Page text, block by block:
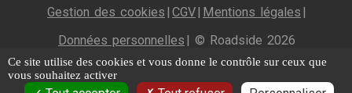
Gestion des cookies CGV Mentions légales
Données personnelles
| © Roadside 2026
Ce site utilise des cookies et vous donne le contrôle sur ceux que
vous souhaitez activer